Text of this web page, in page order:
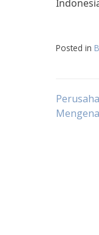
Posted in
Post